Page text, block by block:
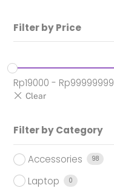
Filter by Price
Rp19000 - Rp99999999
Filter by Category
Accessories 98
Laptop 0